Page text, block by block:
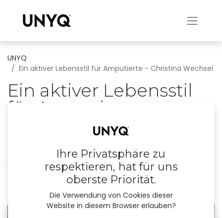
UNYQ
Ein aktiver Lebensstil für Amputierte - Christina Wechsel
Ein aktiver Lebensstil
für Amputierte -
Christina Wechsel
From my own experience I can report that
despite amputation you can find wholeness
and that our possibilities are limitless.
22. Dezember 2023 durchUNYQ
Ihre Privatsphäre zu
respektieren, hat für uns
oberste Priorität.
Die Verwendung von Cookies dieser
Website in diesem Browser erlauben?